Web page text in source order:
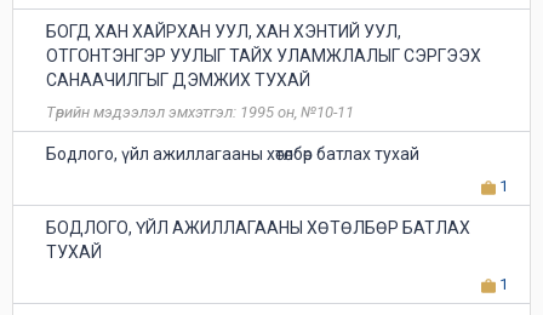
БОГД ХАН ХАЙРХАН УУЛ, ХАН ХЭНТИЙ УУЛ,
ОТГОНТЭНГЭР УУЛЫГ ТАЙХ УЛАМЖЛАЛЫГ СЭРГЭЭХ
САНААЧИЛГЫГ ДЭМЖИХ ТУХАЙ
Төрийн мэдээлэл эмхэтгэл: 1995 он, №10-11
Бодлого, үйл ажиллагааны хөтөлбөр батлах тухай
1
БОДЛОГО, ҮЙЛ АЖИЛЛАГААНЫ ХӨТӨЛБӨР БАТЛАХ
ТУХАЙ
1